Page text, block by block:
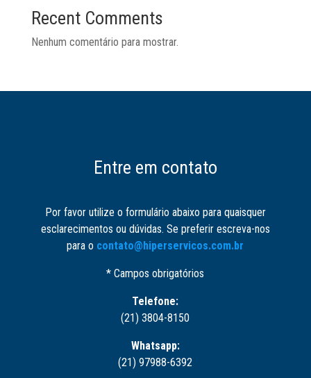
Recent Comments
Nenhum comentário para mostrar.
Entre em contato
Por favor utilize o formulário abaixo para quaisquer
esclarecimentos ou dúvidas. Se preferir escreva-nos
para o contato@hiperservicos.com.br
* Campos obrigatórios
Telefone:
(21) 3804-8150
Whatsapp:
(21) 97988-6392